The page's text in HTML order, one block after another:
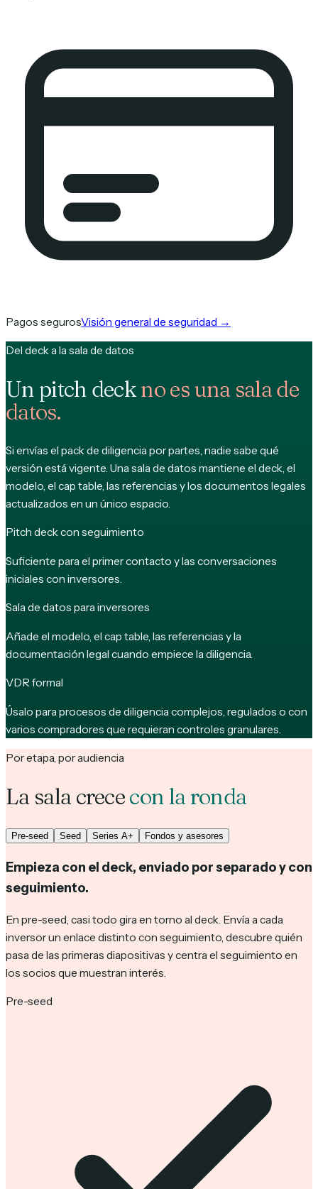
Pagos segurosVisión general de seguridad →
Del deck a la sala de datos
Un pitch deckno es una sala de
datos.
Si envías el pack de diligencia por partes, nadie sabe qué
versión está vigente. Una sala de datos mantiene el deck, el
modelo, el cap table, las referencias y los documentos legales
actualizados en un único espacio.
Pitch deck con seguimiento
Suficiente para el primer contacto y las conversaciones
iniciales con inversores.
Sala de datos para inversores
Añade el modelo, el cap table, las referencias y la
documentación legal cuando empiece la diligencia.
VDR formal
Úsalo para procesos de diligencia complejos, regulados o con
varios compradores que requieran controles granulares.
Por etapa, por audiencia
La sala crececon la ronda
Pre-seed Seed Series A+ Fondos y asesores
Empieza con el deck, enviado por separado y con
seguimiento.
En pre-seed, casi todo gira en torno al deck. Envía a cada
inversor un enlace distinto con seguimiento, descubre quién
pasa de las primeras diapositivas y centra el seguimiento en
los socios que muestran interés.
Pre-seed